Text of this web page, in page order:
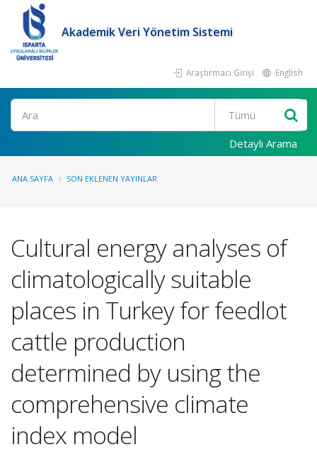
Akademik Veri Yönetim Sistemi
Araştırmacı Girişi English
Ara
Detaylı Arama
ANA SAYFA SON EKLENEN YAYINLAR
Cultural energy analyses of
climatologically suitable
places in Turkey for feedlot
cattle production
determined by using the
comprehensive climate
index model